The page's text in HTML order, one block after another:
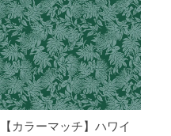
【カラーマッチ】ハワイ